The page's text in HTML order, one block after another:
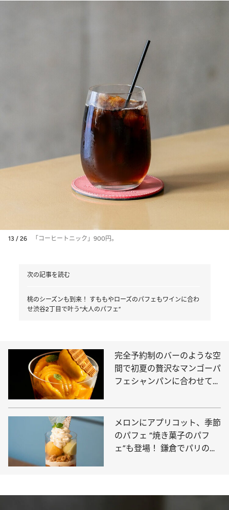
13 / 26 「コーヒートニック」900円。
次の記事を読む
桃のシーズンも到来！ すももやローズのパフェもワインに合わ
せ渋谷2丁目で叶う“大人のパフェ”
完全予約制のバーのような空
間で初夏の贅沢なマンゴーパ
フェシャンパンに合わせて贅
メロンにアプリコット、季節
のパフェ “焼き菓子のパフ
ェ”も登場！ 鎌倉でパリのエ